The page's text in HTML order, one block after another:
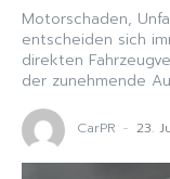
Motorschaden,
entscheiden sich
direkten
der zunehmende
CarPR - 23.